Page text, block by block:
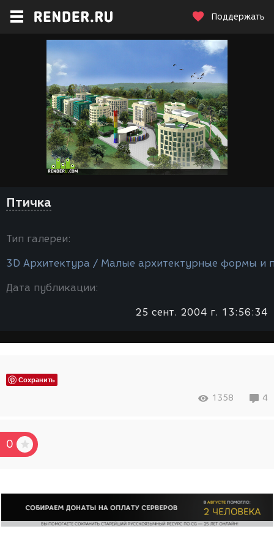
Поддержать
Птичка
Тип галереи:
3D Архитектура / Малые архитектурные формы и
Дата публикации:
25 сент. 2004 г. 13:56:34
Сохранить
1358 4
0